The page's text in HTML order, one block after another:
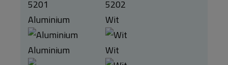
5201
Aluminium
Aluminium
5202
Wit
Wit